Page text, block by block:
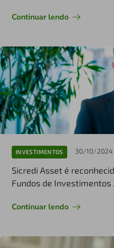
Continuar lendo
INVESTIMENTOS 30/10/2024
Sicredi Asset é
Fundos de Investimentos
Continuar lendo